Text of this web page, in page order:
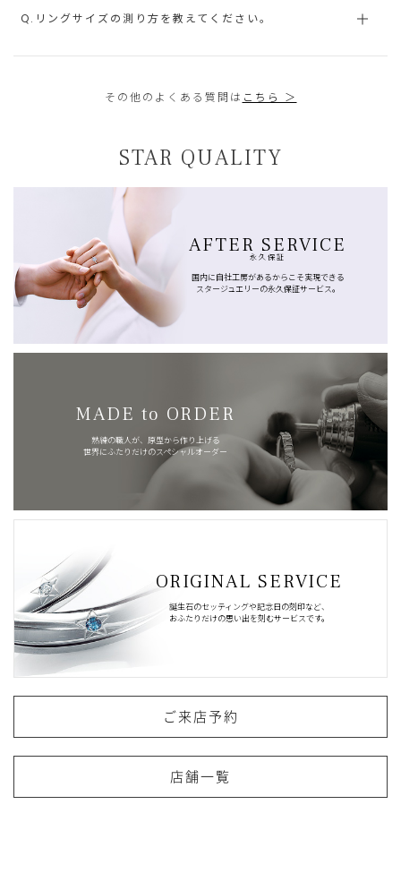
Q.リングサイズの測り方を教えてください。
その他のよくある質問は こちら ＞
STAR QUALITY
AFTER SERVICE
永久保証
国内に自社工房があるからこそ実現できる
スタージュエリーの永久保証サービス。
MADE to ORDER
熟練の職人が、原型から作り上げる
世界にふたりだけのスペシャルオーダー
ORIGINAL SERVICE
誕生石のセッティングや記念日の刻印など、
おふたりだけの思い出を刻むサービスです。
ご来店予約
店舗一覧